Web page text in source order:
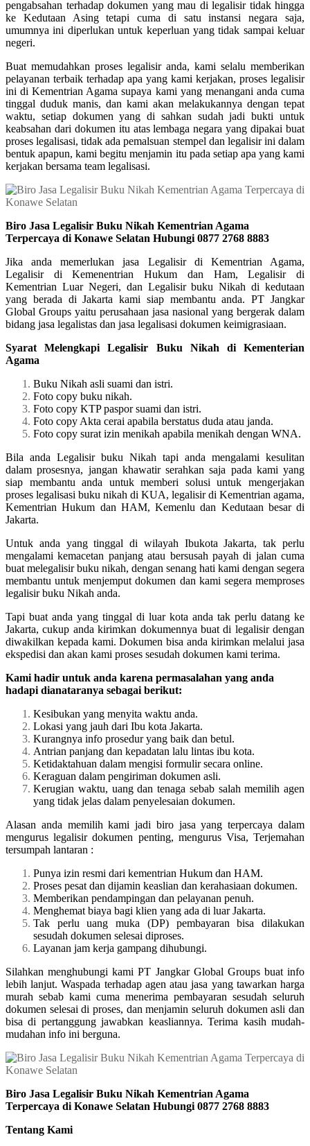
pengabsahan terhadap dokumen yang mau di legalisir tidak hingga
ke Kedutaan Asing tetapi cuma di satu instansi negara saja,
umumnya ini diperlukan untuk keperluan yang tidak sampai keluar
negeri.
Buat memudahkan proses legalisir anda, kami selalu memberikan
pelayanan terbaik terhadap apa yang kami kerjakan, proses legalisir
ini di Kementrian Agama supaya kami yang menangani anda cuma
tinggal duduk manis, dan kami akan melakukannya dengan tepat
waktu, setiap dokumen yang di sahkan sudah jadi bukti untuk
keabsahan dari dokumen itu atas lembaga negara yang dipakai buat
proses legalisasi, tidak ada pemalsuan stempel dan legalisir ini dalam
bentuk apapun, kami begitu menjamin itu pada setiap apa yang kami
kerjakan bersama team legalisasi.
Biro Jasa Legalisir Buku Nikah Kementrian Agama
Terpercaya di Konawe Selatan Hubungi 0877 2768 8883
Jika anda memerlukan jasa Legalisir di Kementrian Agama,
Legalisir di Kemenentrian Hukum dan Ham, Legalisir di
Kementrian Luar Negeri, dan Legalisir buku Nikah di kedutaan
yang berada di Jakarta kami siap membantu anda. PT Jangkar
Global Groups yaitu perusahaan jasa nasional yang bergerak dalam
bidang jasa legalistas dan jasa legalisasi dokumen keimigrasiaan.
Syarat Melengkapi Legalisir Buku Nikah di Kementerian
Agama
Buku Nikah asli suami dan istri.
Foto copy buku nikah.
Foto copy KTP paspor suami dan istri.
Foto copy Akta cerai apabila berstatus duda atau janda.
Foto copy surat izin menikah apabila menikah dengan WNA.
Bila anda Legalisir buku Nikah tapi anda mengalami kesulitan
dalam prosesnya, jangan khawatir serahkan saja pada kami yang
siap membantu anda untuk memberi solusi untuk mengerjakan
proses legalisasi buku nikah di KUA, legalisir di Kementrian agama,
Kementrian Hukum dan HAM, Kemenlu dan Kedutaan besar di
Jakarta.
Untuk anda yang tinggal di wilayah Ibukota Jakarta, tak perlu
mengalami kemacetan panjang atau bersusah payah di jalan cuma
buat melegalisir buku nikah, dengan senang hati kami dengan segera
membantu untuk menjemput dokumen dan kami segera memproses
legalisir buku Nikah anda.
Tapi buat anda yang tinggal di luar kota anda tak perlu datang ke
Jakarta, cukup anda kirimkan dokumennya buat di legalisir dengan
diwakilkan kepada kami. Dokumen bisa anda kirimkan melalui jasa
ekspedisi dan akan kami proses sesudah dokumen kami terima.
Kami hadir untuk anda karena permasalahan yang anda
hadapi dianataranya sebagai berikut:
Kesibukan yang menyita waktu anda.
Lokasi yang jauh dari Ibu kota Jakarta.
Kurangnya info prosedur yang baik dan betul.
Antrian panjang dan kepadatan lalu lintas ibu kota.
Ketidaktahuan dalam mengisi formulir secara online.
Keraguan dalam pengiriman dokumen asli.
Kerugian waktu, uang dan tenaga sebab salah memilih agen
yang tidak jelas dalam penyelesaian dokumen.
Alasan anda memilih kami jadi biro jasa yang terpercaya dalam
mengurus legalisir dokumen penting, mengurus Visa, Terjemahan
tersumpah lantaran :
Punya izin resmi dari kementrian Hukum dan HAM.
Proses pesat dan dijamin keaslian dan kerahasiaan dokumen.
Memberikan pendampingan dan pelayanan penuh.
Menghemat biaya bagi klien yang ada di luar Jakarta.
Tak perlu uang muka (DP) pembayaran bisa dilakukan
sesudah dokumen selesai diproses.
Layanan jam kerja gampang dihubungi.
Silahkan menghubungi kami PT Jangkar Global Groups buat info
lebih lanjut. Waspada terhadap agen atau jasa yang tawarkan harga
murah sebab kami cuma menerima pembayaran sesudah seluruh
dokumen selesai di proses, dan menjamin seluruh dokumen asli dan
bisa di pertanggung jawabkan keasliannya. Terima kasih mudah-
mudahan info ini berguna.
Biro Jasa Legalisir Buku Nikah Kementrian Agama
Terpercaya di Konawe Selatan Hubungi 0877 2768 8883
Tentang Kami